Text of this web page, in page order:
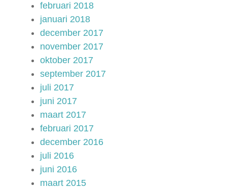
februari 2018
januari 2018
december 2017
november 2017
oktober 2017
september 2017
juli 2017
juni 2017
maart 2017
februari 2017
december 2016
juli 2016
juni 2016
maart 2015